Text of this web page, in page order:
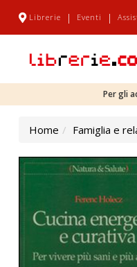
Librerie | Eventi |
Per gli
Home Famiglia e